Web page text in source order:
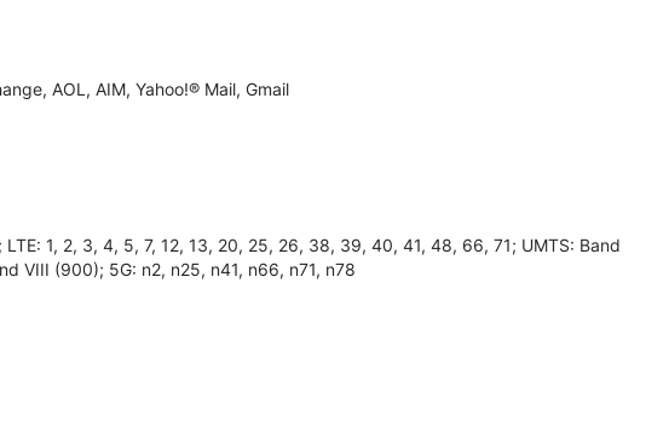
AOL, AIM, Yahoo!® Mail, Gmail
1, 2, 3, 4, 5, 7, 12, 13, 20, 25, 26, 38, 39, 40, 41, 48, 66, 71; UMTS: Band
VIII (900); 5G: n2, n25, n41, n66, n71, n78